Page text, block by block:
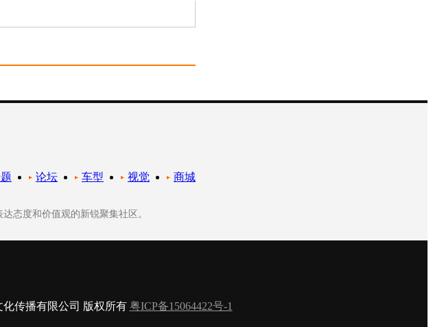
商城
视觉
车型
论坛
态度和价值观的新锐聚集社区。
化传播有限公司 版权所有 粤ICP备15064422号-1